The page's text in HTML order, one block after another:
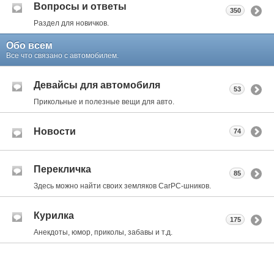
Вопросы и ответы
Раздел для новичков.
350
Обо всем
Все что связано с автомобилем.
Девайсы для автомобиля
Прикольные и полезные вещи для авто.
53
Новости 74
Перекличка
Здесь можно найти своих земляков CarPC-шников.
85
Курилка
Анекдоты, юмор, приколы, забавы и т.д.
175